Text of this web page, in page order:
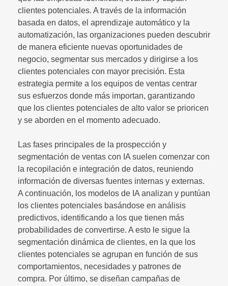
clientes potenciales. A través de la información
basada en datos, el aprendizaje automático y la
automatización, las organizaciones pueden descubrir
de manera eficiente nuevas oportunidades de
negocio, segmentar sus mercados y dirigirse a los
clientes potenciales con mayor precisión. Esta
estrategia permite a los equipos de ventas centrar
sus esfuerzos donde más importan, garantizando
que los clientes potenciales de alto valor se prioricen
y se aborden en el momento adecuado.
Las fases principales de la prospección y
segmentación de ventas con IA suelen comenzar con
la recopilación e integración de datos, reuniendo
información de diversas fuentes internas y externas.
A continuación, los modelos de IA analizan y puntúan
los clientes potenciales basándose en análisis
predictivos, identificando a los que tienen más
probabilidades de convertirse. A esto le sigue la
segmentación dinámica de clientes, en la que los
clientes potenciales se agrupan en función de sus
comportamientos, necesidades y patrones de
compra. Por último, se diseñan campañas de